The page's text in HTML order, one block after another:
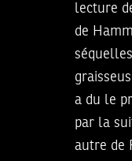
lecture
de
a du le
par la
autre de